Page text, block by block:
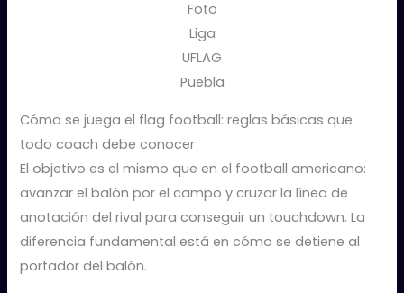
Foto
Liga
UFLAG
Puebla
Cómo se juega el flag football: reglas básicas que
todo coach debe conocer
El objetivo es el mismo que en el football americano:
avanzar el balón por el campo y cruzar la línea de
anotación del rival para conseguir un touchdown. La
diferencia fundamental está en cómo se detiene al
portador del balón.